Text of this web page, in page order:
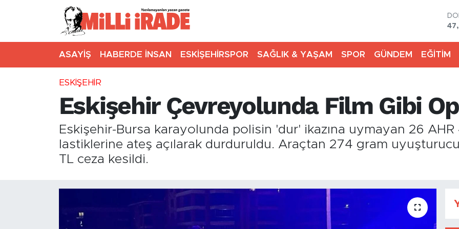
ASAYİŞ HABERDE İNSAN ESKİŞEHİRSPOR SAĞLIK & YAŞAM SPOR GÜNDEM EĞİTİM
ESKİŞEHİR
Eskişehir Çevreyolunda Film Gibi
Eskişehir-Bursa karayolunda polisin 'dur' ikazına uymayan 26
lastiklerine ateş açılarak durduruldu. Araçtan 274 gram
TL ceza kesildi.